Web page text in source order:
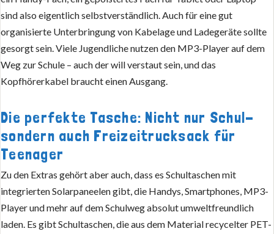
sind also eigentlich selbstverständlich. Auch für eine gut
organisierte Unterbringung von Kabelage und Ladegeräte sollte
gesorgt sein. Viele Jugendliche nutzen den MP3-Player auf dem
Weg zur Schule – auch der will verstaut sein, und das
Kopfhörerkabel braucht einen Ausgang.
Die perfekte Tasche: Nicht nur Schul-
sondern auch Freizeitrucksack für
Teenager
Zu den Extras gehört aber auch, dass es Schultaschen mit
integrierten Solarpaneelen gibt, die Handys, Smartphones, MP3-
Player und mehr auf dem Schulweg absolut umweltfreundlich
laden. Es gibt Schultaschen, die aus dem Material recycelter PET-